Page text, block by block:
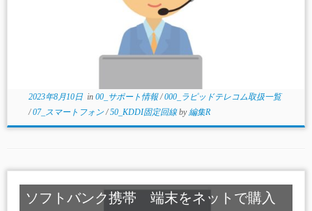
2023年8月10日in 00_サポート情報/000_ラピッドテレコム取扱一覧
/07_スマートフォン/50_KDDI固定回線by編集R
ソフトバンク携帯 端末をネットで購入